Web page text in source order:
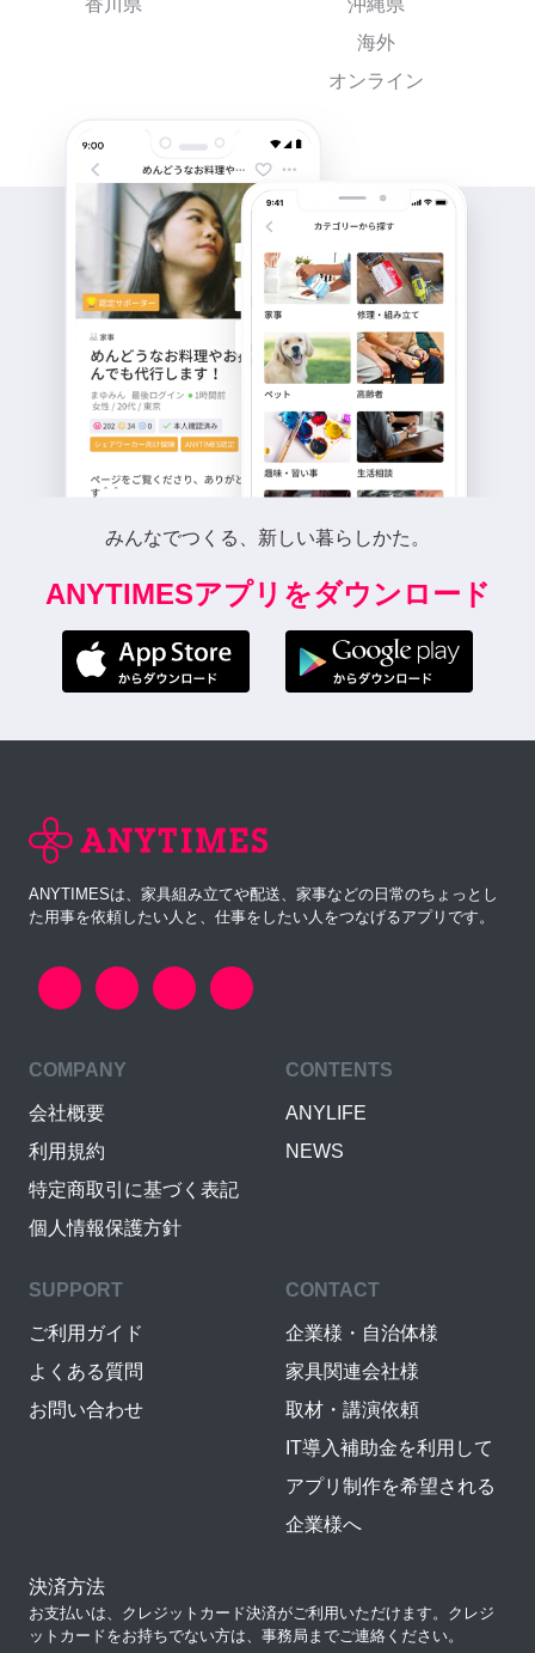
香川県
沖縄県
海外
オンライン
みんなでつくる、新しい暮らしかた。
ANYTIMESアプリをダウンロード
ANYTIMESは、家具組み立てや配送、家事などの日常のちょっとし
た用事を依頼したい人と、仕事をしたい人をつなげるアプリです。
COMPANY
会社概要
利用規約
特定商取引に基づく表記
個人情報保護方針
CONTENTS
ANYLIFE
NEWS
SUPPORT
ご利用ガイド
よくある質問
お問い合わせ
CONTACT
企業様・自治体様
家具関連会社様
取材・講演依頼
IT導入補助金を利用して
アプリ制作を希望される
企業様へ
決済方法
お支払いは、クレジットカード決済がご利用いただけます。クレジ
ットカードをお持ちでない方は、事務局までご連絡ください。